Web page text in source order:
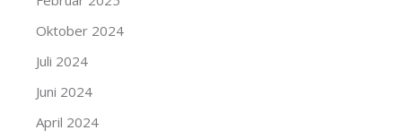
Oktober 2024
Juli 2024
Juni 2024
April 2024